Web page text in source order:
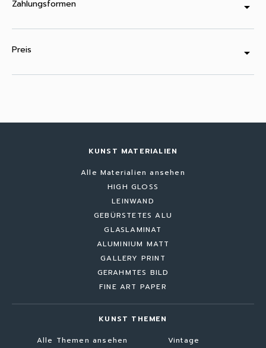
Zahlungsformen arrow_drop_down
Preis arrow_drop_down
KUNST MATERIALIEN
Alle Materialien ansehen
HIGH GLOSS
LEINWAND
GEBÜRSTETES ALU
GLASLAMINAT
ALUMINIUM MATT
GALLERY PRINT
GERAHMTES BILD
FINE ART PAPER
KUNST THEMEN
Alle Themen ansehen
Vintage